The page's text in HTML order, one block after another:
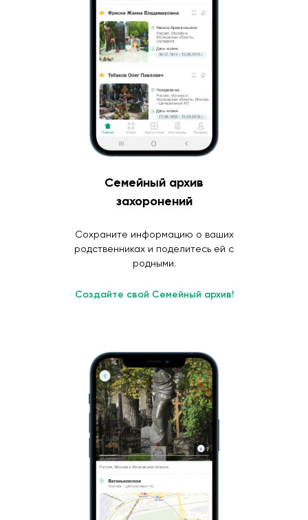
Семейный архив
захоронений
Сохраните информацию о ваших
родственниках и поделитесь ей с
родными.
Создайте свой Семейный архив!